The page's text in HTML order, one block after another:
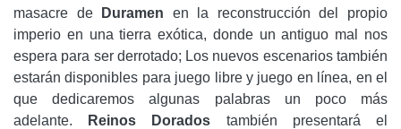
masacre de
Duramen en la reconstrucción del propio
imperio en una tierra exótica, donde un antiguo mal nos
espera para ser derrotado; Los nuevos escenarios también
estarán disponibles para juego libre y juego en línea, en el
que dedicaremos algunas palabras un poco más
adelante.
Reinos Dorados también presentará el